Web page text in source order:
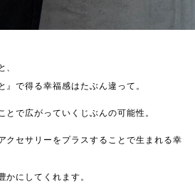
、
』で得る幸福感はたぶん違って。
とで広がっていくじぶんの可能性。
クセサリーをプラスすることで生まれる幸
かにしてくれます。